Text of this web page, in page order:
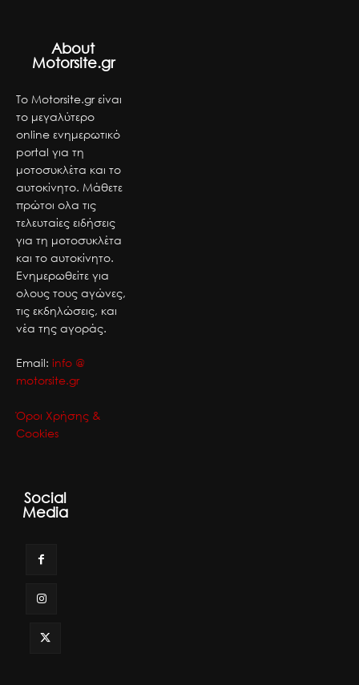
About
Motorsite.gr
Το Motorsite.gr είναι
το μεγαλύτερο
online ενημερωτικό
portal για τη
μοτοσυκλέτα και το
αυτοκίνητο. Μάθετε
πρώτοι ολα τις
τελευταίες ειδήσεις
για τη μοτοσυκλέτα
και το αυτοκίνητο.
Ενημερωθείτε για
ολους τους αγώνες,
τις εκδηλώσεις, και
νέα της αγοράς.
Email: info @
motorsite.gr
Όροι Χρήσης &
Cookies
Social
Media